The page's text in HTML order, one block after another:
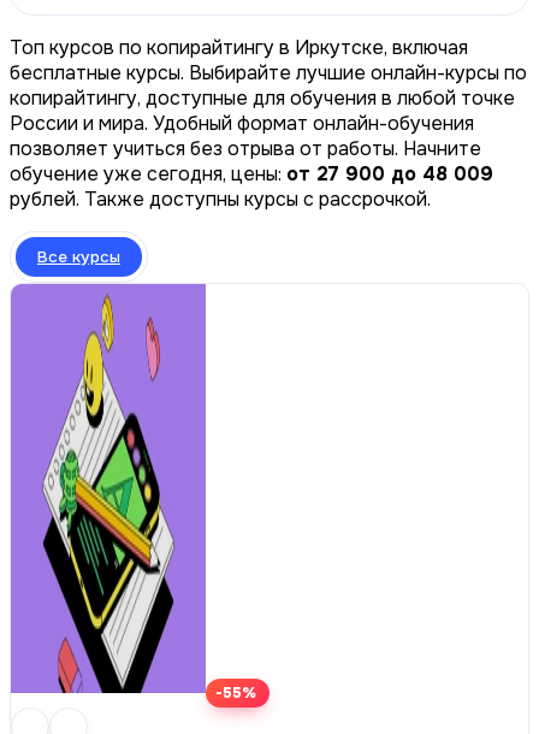
Топ курсов по копирайтингу в Иркутске, включая
бесплатные курсы. Выбирайте лучшие онлайн-курсы по
копирайтингу, доступные для обучения в любой точке
России и мира. Удобный формат онлайн-обучения
позволяет учиться без отрыва от работы. Начните
обучение уже сегодня, цены: от 27 900 до 48 009
рублей. Также доступны курсы с рассрочкой.
Все курсы
-55%